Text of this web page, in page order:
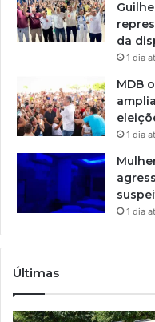
da
1 dia
MDB
1 dia
1 dia
Últimas